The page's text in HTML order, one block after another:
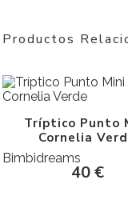
Productos
Tríptico Punto
Cornelia
Bimbidreams
40€